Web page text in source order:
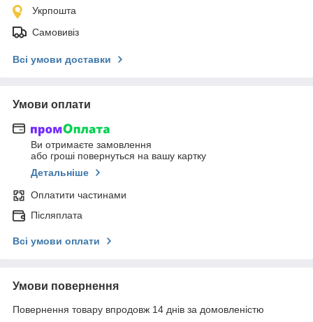
Укрпошта
Самовивіз
Всі умови доставки
Умови оплати
Ви отримаєте замовлення
або гроші повернуться на вашу картку
Детальніше
Оплатити частинами
Післяплата
Всі умови оплати
Умови повернення
Повернення товару впродовж 14 днів за домовленістю